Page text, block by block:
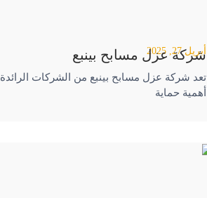
أبريل 27, 2025
شركة عزل مسابح بينبع
تعد شركة عزل مسابح بينبع من الشركات
أهمية حماية